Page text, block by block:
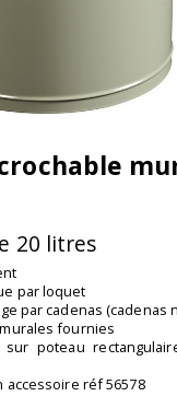
20 litres
par loquet
par cadenas (cadenas
fournies
poteau
réf 56578